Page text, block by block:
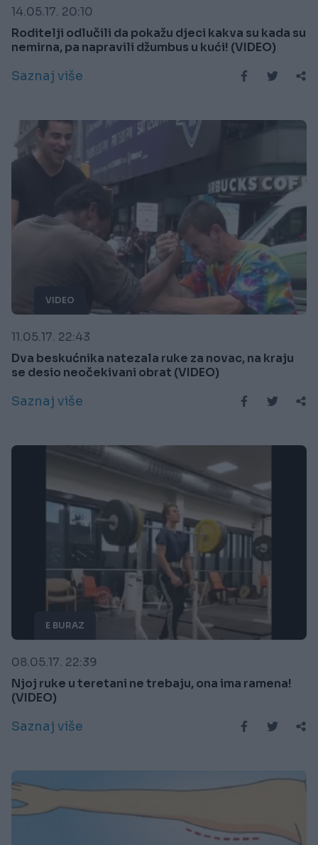
14.05.17. 20:10
Roditelji odlučili da pokažu djeci kakva su kada su
nemirna, pa napravili džumbus u kući! (VIDEO)
Saznaj više
VIDEO
11.05.17. 22:43
Dva beskućnika natezala ruke za novac, na kraju
se desio neočekivani obrat (VIDEO)
Saznaj više
E BURAZ
08.05.17. 22:39
Njoj ruke u teretani ne trebaju, ona ima ramena!
(VIDEO)
Saznaj više